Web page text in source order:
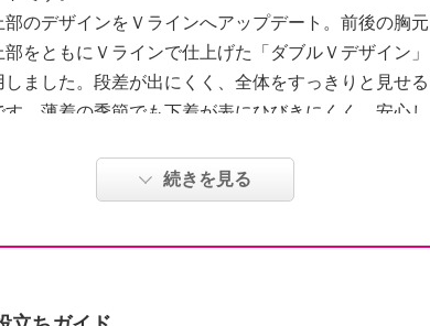
部のデザインをＶラインへアップデート。前後の胸元
部をともにＶラインで仕上げた「ダブルＶデザイン」
しました。段差が出にくく、全体をすっきりと見せる
す。薄着の季節でも下着が表にひびきにくく、安心し
やかな着用感です。
の動きに合わせて負担がかかりにくいよう、カップ下
トを付け、デコルテラインがきれいに見えるよう工
続きを見る